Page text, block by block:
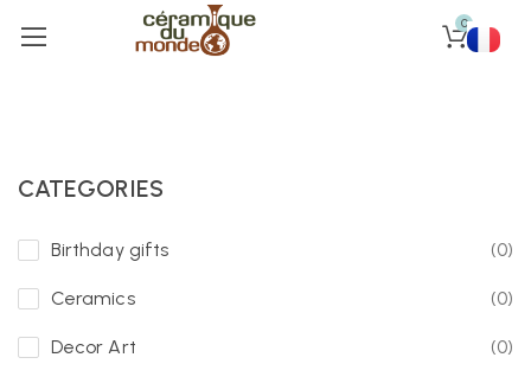
0
CATEGORIES
Birthday gifts (0)
Ceramics (0)
Decor Art (0)